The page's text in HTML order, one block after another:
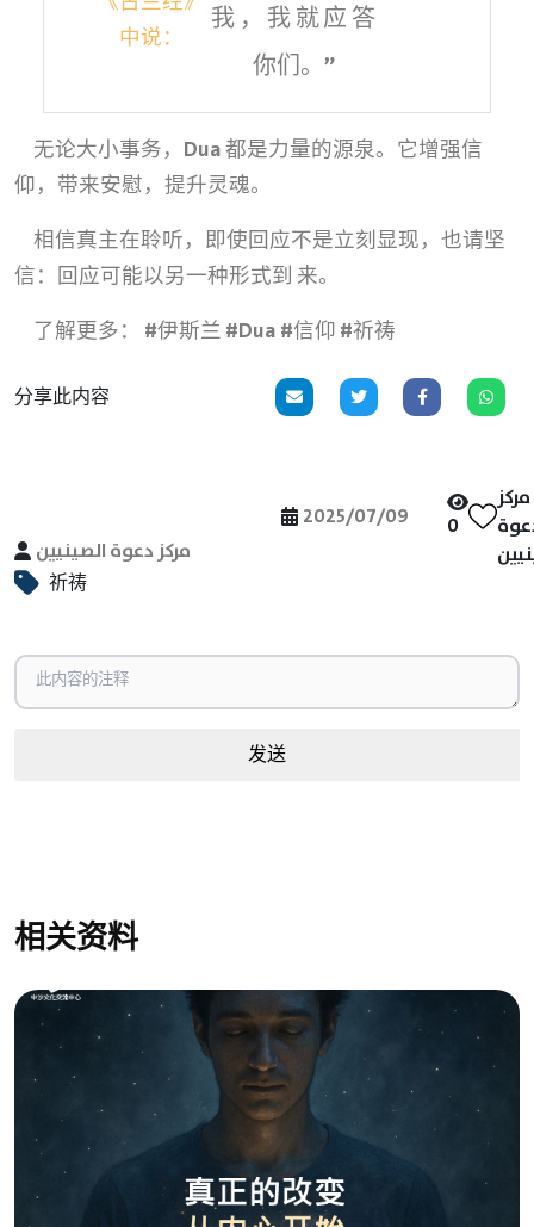
中说：
我，我就应答
你们。”
无论大小事务，Dua 都是力量的源泉。它增强信
仰，带来安慰，提升灵魂。
相信真主在聆听，即使回应不是立刻显现，也请坚
信：回应可能以另一种形式到 来。
了解更多： #伊斯兰 #Dua #信仰 #祈祷
分享此内容
مركز دعوة الصينيين
2025/07/09 0
مركز
祈祷
发送
相关资料